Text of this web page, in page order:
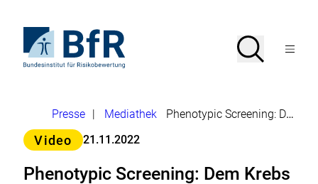
Seiteninhalt
springenStartseite
von
Risikobewertung
Suche
SucheMenü
Brotkrumennavigation
Presse Mediathek
Phenotypic Screening: Dem Krebs auf der Spur
Kategorie>
Video 21.11.2022
Phenotypic Screening: Dem Krebs